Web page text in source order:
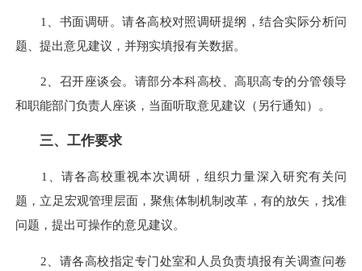
1、书面调研。请各高校对照调研提纲，结合实际分析问
题、提出意见建议，并翔实填报有关数据。
2、召开座谈会。请部分本科高校、高职高专的分管领导
和职能部门负责人座谈，当面听取意见建议（另行通知）。
三、工作要求
1、请各高校重视本次调研，组织力量深入研究有关问
题，立足宏观管理层面，聚焦体制机制改革，有的放矢，找准
问题，提出可操作的意见建议。
2、请各高校指定专门处室和人员负责填报有关调查问卷